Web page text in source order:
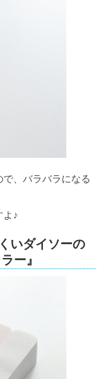
、バラバラになる
よ♪
いダイソーの
ー』